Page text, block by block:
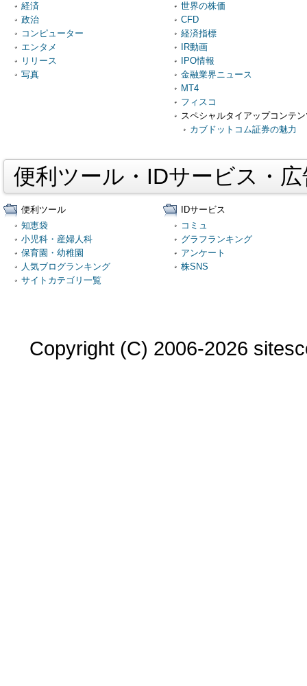
経済
政治
コンピューター
エンタメ
リリース
写真
世界の株価
CFD
経済指標
IR動画
IPO情報
金融業界ニュース
MT4
フィスコ
スペシャルタイアップコンテ
カブドットコム証券の魅力
便利ツール・IDサービス・
便利ツール
知恵袋
小児科・産婦人科
保育園・幼稚園
人気ブログランキング
サイトカテゴリ一覧
IDサービス
コミュ
グラフランキング
アンケート
株SNS
Copyright (C) 2006-2026